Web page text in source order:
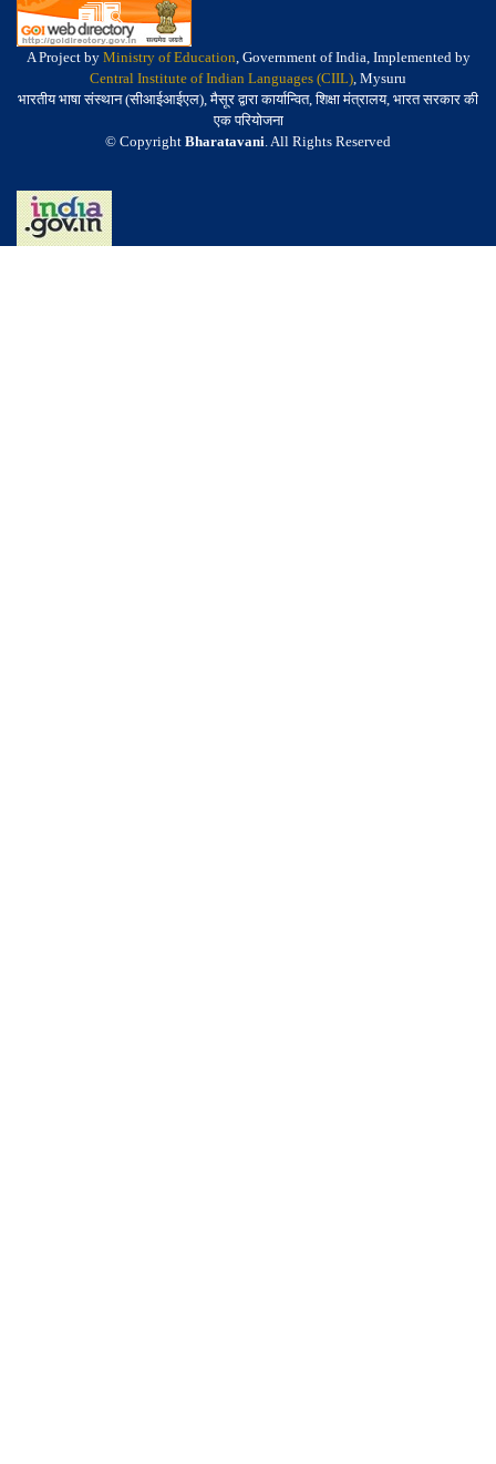
A Project by Ministry of Education, Government of India, Implemented by
Central Institute of Indian Languages (CIIL), Mysuru
भारतीय भाषा संस्थान (सीआईआईएल), मैसूर द्वारा कार्यान्वित, शिक्षा मंत्रालय, भारत सरकार की
एक परियोजना
© Copyright Bharatavani. All Rights Reserved